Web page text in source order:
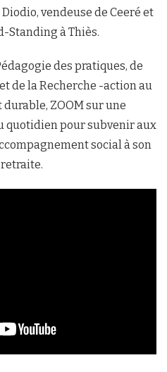
Diodio, vendeuse de Ceeré et
Standing à Thiès.
des pratiques, de
de la Recherche -action au
ZOOM sur une
quotidien pour subvenir aux
social à son